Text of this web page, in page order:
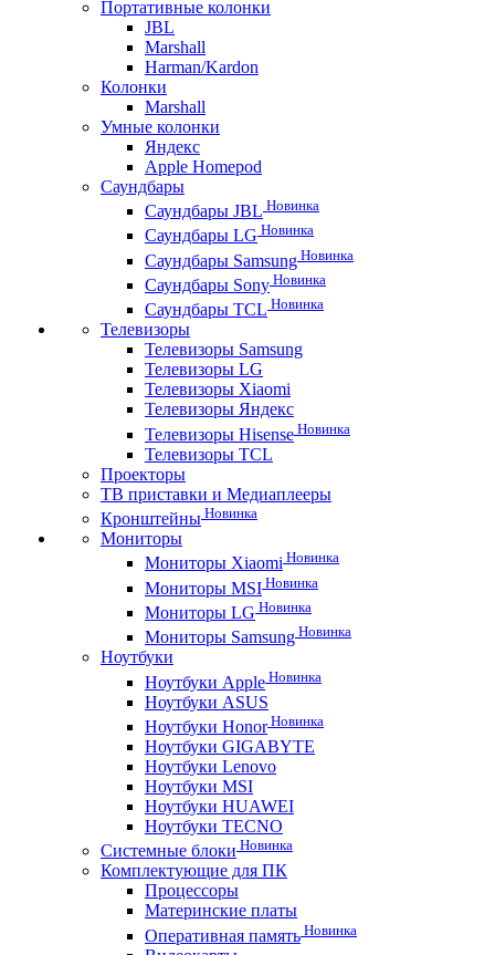
Портативные колонки
JBL
Marshall
Harman/Kardon
Колонки
Marshall
Умные колонки
Яндекс
Apple Homepod
Саундбары
Саундбары JBL Новинка
Саундбары LG Новинка
Саундбары Samsung Новинка
Саундбары Sony Новинка
Саундбары TCL Новинка
Телевизоры
Телевизоры Samsung
Телевизоры LG
Телевизоры Xiaomi
Телевизоры Яндекс
Телевизоры Hisense Новинка
Телевизоры TCL
Проекторы
ТВ приставки и Медиаплееры
Кронштейны Новинка
Мониторы
Мониторы Xiaomi Новинка
Мониторы MSI Новинка
Мониторы LG Новинка
Мониторы Samsung Новинка
Ноутбуки
Ноутбуки Apple Новинка
Ноутбуки ASUS
Ноутбуки HonorНовинка
Ноутбуки GIGABYTE
Ноутбуки Lenovo
Ноутбуки MSI
Ноутбуки HUAWEI
Ноутбуки TECNO
Системные блоки Новинка
Комплектующие для ПК
Процессоры
Материнские платы
Оперативная память Новинка